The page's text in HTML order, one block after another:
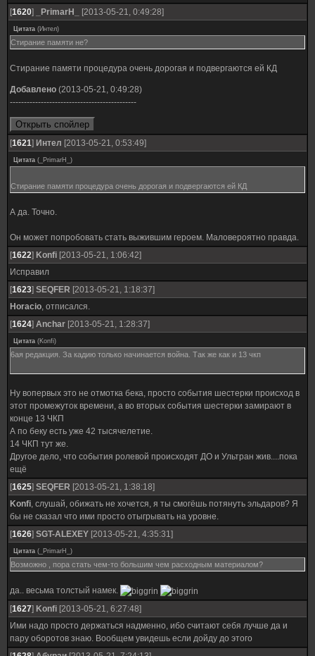
[1620] _PrimarH_ [2013-05-21, 0:49:28]
Цитата (Интел)
Стирание памяти не?
Стирание памяти процедура очень дорогая и подвергаются ей КД
Добавлено (2013-05-21, 0:49:28)
---------------------------------------------
[1621] Интел [2013-05-21, 0:53:49]
Цитата ( _PrimarH_ )
Стирание памяти процедура очень дорогая и подвергаются ей КД
А да. Точно.
Он может попробовать стать выжившим героем. Маловероятно правда.
[1622] Konfi [2013-05-21, 1:06:42]
Исправил
[1623] SEQFER [2013-05-21, 1:18:37]
Horacio, отписался.
[1624] Anchar [2013-05-21, 1:28:37]
Цитата (Konfi)
6ая редакция. За кадию только начинается война. Так же как и 13 чкп
Ну вопервых это не отмотка бека, просто события шестерки происход в
этот промежуток времени, а во вторых события шестерки замирают в
конце 13 ЧКП
А по беку есть уже 42 тысячелетие.
14 ЧКП тут же.
Другое дело, что события ролевой происходят ДО и Ультран жив....пока
ещё
[1625] SEQFER [2013-05-21, 1:38:18]
Konfi, слушай, обижать не хочется, я ты смогёшь потянуть эльдаров? Я
бы не сказал что ими просто отыгрывать на уровне.
[1626] SGT-ALEXEY [2013-05-21, 4:35:31]
Цитата ( _PrimarH_ )
Возможно , пора стать чем-то большим чем расходным материалом?
да.. весьма толстый намек.
[1627] Konfi [2013-05-21, 6:27:48]
Ими надо просто держаться надменно, ибо считают себя лучше да и
пару оборотов знаю. Вообщем увидешь если дойду до этого